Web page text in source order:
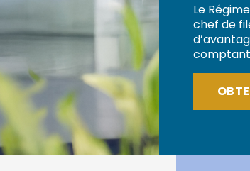
Le
chef de
comptant